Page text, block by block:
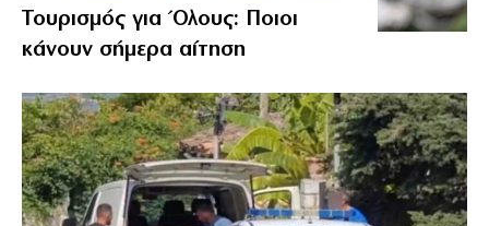
Τουρισμός για Όλους: Ποιοι
κάνουν σήμερα αίτηση